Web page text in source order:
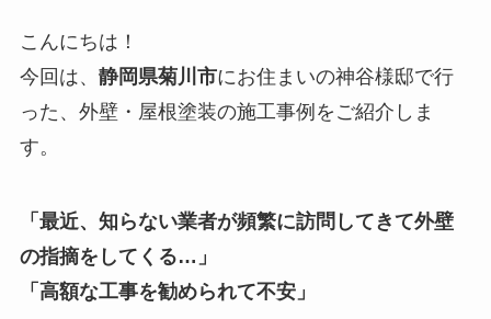
こんにちは！
今回は、 静岡県菊川市にお住まいの神谷様邸で行
った、外壁・屋根塗装の施工事例をご紹介しま
す。
「最近、知らない業者が頻繁に訪問してきて外壁
の指摘をしてくる…」
「高額な工事を勧められて不安」